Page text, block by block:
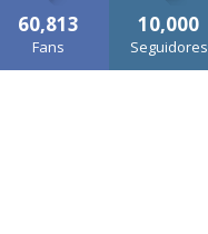
60,813
Fans
10,000
Seguidores